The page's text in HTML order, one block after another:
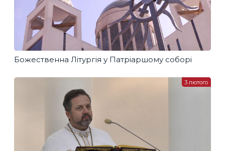
Божественна Літургія у Патріаршому соборі
3 лютого